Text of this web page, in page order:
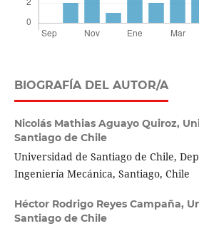
BIOGRAFÍA DEL AUTOR/A
Nicolás Mathias Aguayo Quiroz,
Santiago de Chile
Universidad de Santiago de Chile,
Ingeniería Mecánica, Santiago, Chile
Héctor Rodrigo Reyes Campaña,
Santiago de Chile